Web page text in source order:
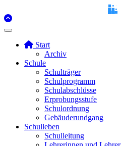
Start
Archiv
Schule
Schulträger
Schulprogramm
Schulabschlüsse
Erprobungsstufe
Schulordnung
Gebäuderundgang
Schulleben
Schulleitung